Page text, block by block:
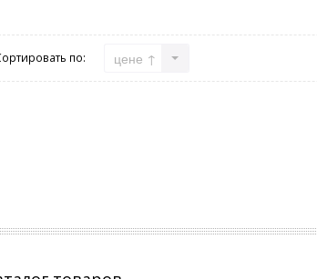
по: цене ↑